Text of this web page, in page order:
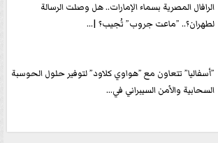
الرافال المصرية بسماء الإمارات.. هل وصلت الرسالة
لطهران؟.. ”ماعت جروب” تُجيب؟ |...
”أسفاليا” تتعاون مع ”هواوي كلاود” لتوفير حلول الحوسبة
السحابية والأمن السيبراني في...